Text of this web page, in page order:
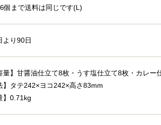
個まで送料は同じです(L)
より90日
量】甘醤油仕立て8枚・うす塩仕立て8枚・カレー
】タテ242×ヨコ242×高さ83mm
】0.71kg